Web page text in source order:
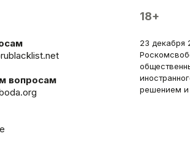
вопросам
18+
23 декабря
решением и